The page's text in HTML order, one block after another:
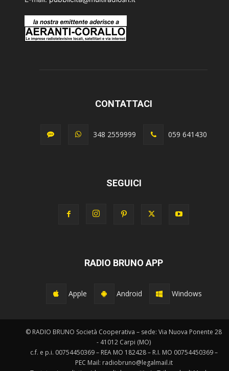
CONTATTACI
348 2559999 059 641430
SEGUICI
RADIO BRUNO APP
Apple Android Windows
© RADIO BRUNO Società Cooperativa – sede: Via Nuova Ponente 28
- 41012 Carpi (MO)
c.f. e p.i. 00754450369 – REA MO 182428 – R.I. MO 00754450369 –
PEC Mail: radiobruno@legalmail.it